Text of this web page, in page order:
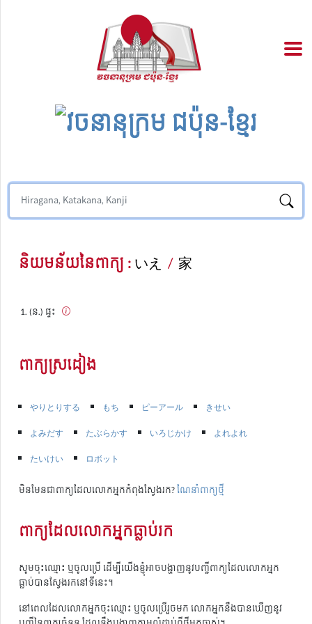
និយមន័យនៃពាក្យ :いえ / 家
(ន.) ផ្ទះ
ពាក្យស្រដៀង
やりとりする もち ピーアール
きせい
よみだす
たぶらかす いろじかけ
よれよれ
たいけい
ロボット
មិនមែនជាពាក្យដែលលោកអ្នកកំពុងស្វែងរក?ណែនាំពាក្យថ្មី
ពាក្យដែលលោកអ្នកធ្លាប់រក
សូមចុះឈ្មោះ ឬចូលប្រើ ដើម្បីយើងខ្ញុំអាចបង្ហាញនូវបញ្ជីពាក្យដែលលោកអ្នក
ធ្លាប់បានស្វែងរកនៅទីនេះ។
នៅពេលដែលលោកអ្នកចុះឈ្មោះ ឬចូលប្រើរួចមក លោកអ្នកនឹងបានឃើញនូវ